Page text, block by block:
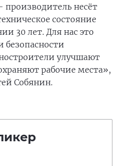
несёт
состояние
30 лет. Для нас это
безопасности
улучшают
рабочие места»,
Собянин.